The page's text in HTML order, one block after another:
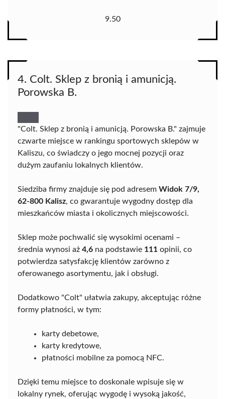
9.50
4. Colt. Sklep z bronią i amunicją.
Porowska B.
"Colt. Sklep z bronią i amunicją. Porowska B." zajmuje
czwarte miejsce w rankingu sportowych sklepów w
Kaliszu, co świadczy o jego mocnej pozycji oraz
dużym zaufaniu lokalnych klientów.
Siedziba firmy znajduje się pod adresem Widok 7/9,
62-800 Kalisz, co gwarantuje wygodny dostęp dla
mieszkańców miasta i okolicznych miejscowości.
Sklep może pochwalić się wysokimi ocenami –
średnia wynosi aż 4,6 na podstawie 111 opinii, co
potwierdza satysfakcję klientów zarówno z
oferowanego asortymentu, jak i obsługi.
Dodatkowo "Colt" ułatwia zakupy, akceptując różne
formy płatności, w tym:
karty debetowe,
karty kredytowe,
płatności mobilne za pomocą NFC.
Dzięki temu miejsce to doskonale wpisuje się w
lokalny rynek, oferując wygodę i wysoką jakość,